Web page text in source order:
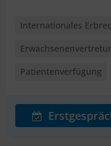
Internationales
Patientenverfügung